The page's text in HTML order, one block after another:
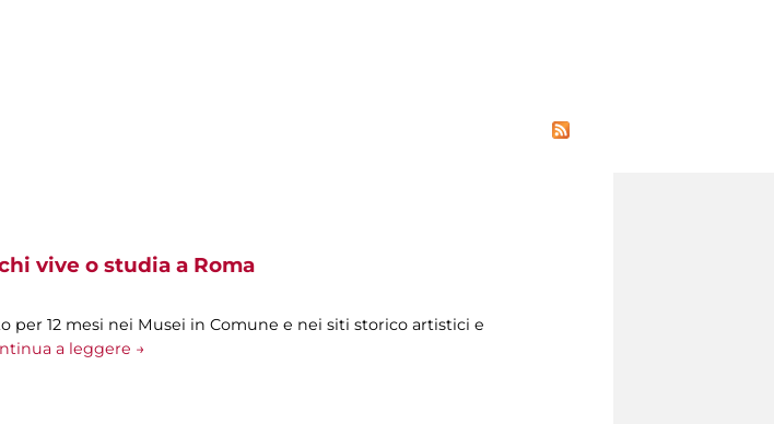
vive o studia a Roma
per 12 mesi nei Musei in Comune e nei siti storico artistici e
a leggere →